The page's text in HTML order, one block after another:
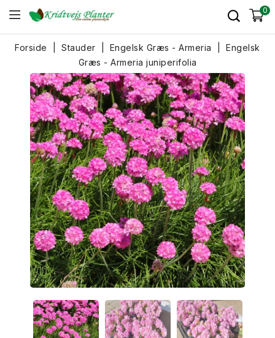
0
Forside Stauder Engelsk Græs - Armeria
Engelsk
Græs - Armeria juniperifolia